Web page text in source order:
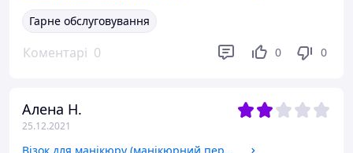
Гарне обслуговування
Коментарі 0 0 0
Алена Н.
25.12.2021